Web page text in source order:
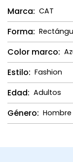
Marca: CAT
Forma:
Color marco:
Estilo: Fashion
Edad: Adultos
Género: Hombre